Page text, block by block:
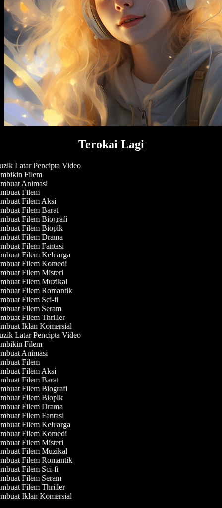
Terokai Lagi
Latar Pencipta Video
Filem
Animasi
Filem
Filem Aksi
Filem Barat
Filem Biografi
Filem Biopik
Filem Drama
Filem Fantasi
Filem Keluarga
Filem Komedi
Filem Misteri
Filem Muzikal
Filem Romantik
Filem Sci-fi
Filem Seram
Filem Thriller
Iklan Komersial
Latar Pencipta Video
Filem
Animasi
Filem
Filem Aksi
Filem Barat
Filem Biografi
Filem Biopik
Filem Drama
Filem Fantasi
Filem Keluarga
Filem Komedi
Filem Misteri
Filem Muzikal
Filem Romantik
Filem Sci-fi
Filem Seram
Filem Thriller
Iklan Komersial